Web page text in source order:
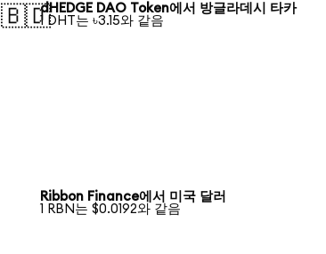
🇧🇩dHEDGE DAO Token에서 방글라데시 타카
1 DHT는 ৳3.15와 같음
Ribbon Finance에서 미국 달러
1 RBN는 $0.0192와 같음